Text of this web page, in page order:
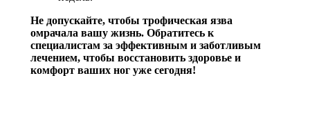
Не допускайте, чтобы трофическая язва
омрачала вашу жизнь. Обратитесь к
специалистам за эффективным и заботливым
лечением, чтобы восстановить здоровье и
комфорт ваших ног уже сегодня!